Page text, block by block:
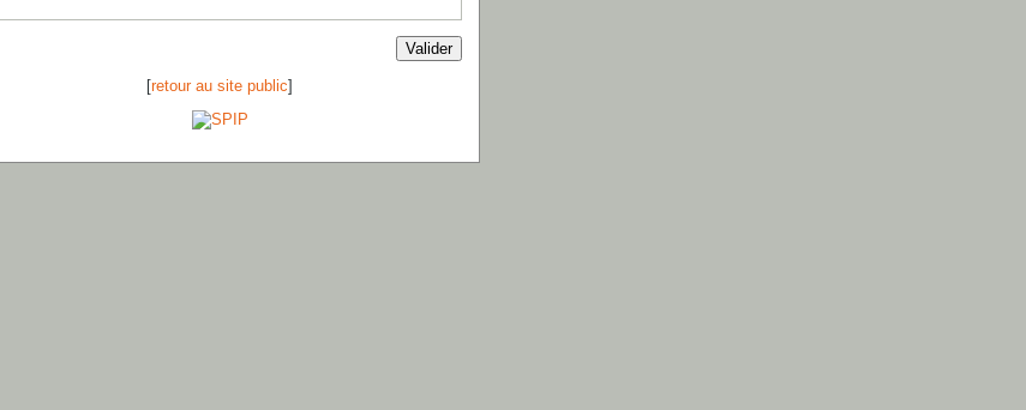
[retour au site public]